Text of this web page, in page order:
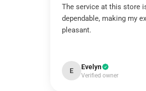
The service at this store
dependable, making my
pleasant.
E Evelyn
Verified owner